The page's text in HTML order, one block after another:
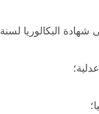
البكالوريا لسنة 2023؛